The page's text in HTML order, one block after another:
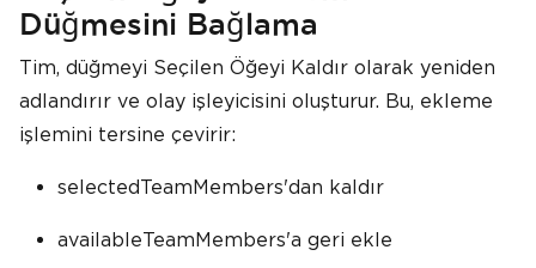
Düğmesini Bağlama
Tim, düğmeyi Seçilen Öğeyi Kaldır olarak yeniden
adlandırır ve olay işleyicisini oluşturur. Bu, ekleme
işlemini tersine çevirir:
selectedTeamMembers'dan kaldır
availableTeamMembers'a geri ekle